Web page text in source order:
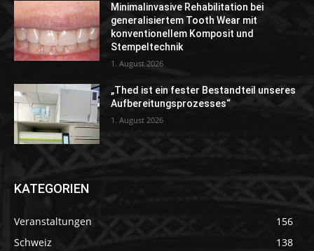
Minimalinvasive Rehabilitation bei
generalisiertem Tooth Wear mit
konventionellem Komposit und
Stempeltechnik
1. August 2026
„Thed ist ein fester Bestandteil unseres
Aufbereitungsprozesses“
1. August 2026
KATEGORIEN
Veranstaltungen
156
Schweiz
138